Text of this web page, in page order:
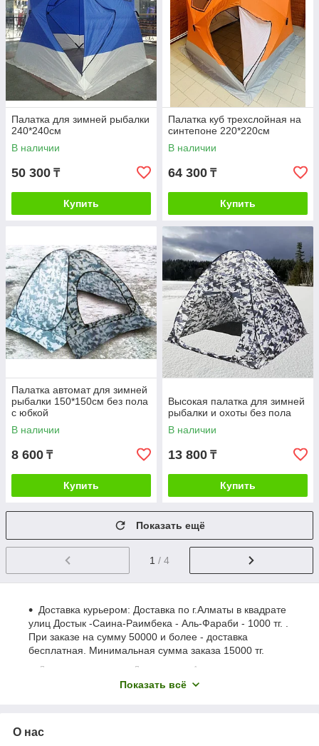
Палатка для зимней рыбалки
240*240см
В наличии
50 300 ₸
Купить
Палатка куб трехслойная на
синтепоне 220*220см
В наличии
64 300 ₸
Купить
Палатка автомат для зимней
рыбалки 150*150см без пола
с юбкой
В наличии
8 600 ₸
Купить
Высокая палатка для зимней
рыбалки и охоты без пола
В наличии
13 800 ₸
Купить
Показать ещё
1 / 4
Доставка курьером: Доставка по г.Алматы в квадрате
улиц Достык -Саина-Раимбека - Аль-Фараби - 1000 тг. .
При заказе на сумму 50000 и более - доставка
бесплатная. Минимальная сумма заказа 15000 тг.
Доставка курьером: Доставка по Алматы за
пределами квадрата (Достык -Саина, Раимбека - Аль-
Показать всё
О нас